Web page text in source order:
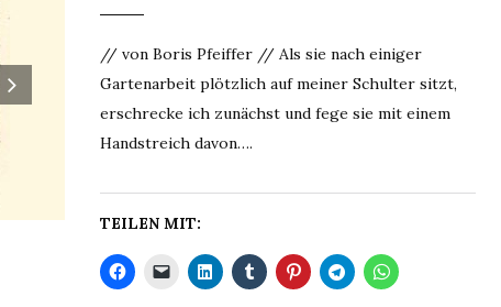
// von Boris Pfeiffer // Als sie nach einiger
Gartenarbeit plötzlich auf meiner Schulter sitzt,
erschrecke ich zunächst und fege sie mit einem
Handstreich davon….
TEILEN MIT: